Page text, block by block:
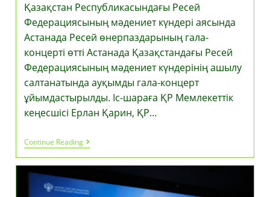
Қазақстан Республикасындағы Ресей
Федерациясының мәдениет күндері аясында
Астанада Ресей өнерпаздарының гала-
концерті өтті Астанада Қазақстандағы Ресей
Федерациясының мәдениет күндерінің ашылу
салтанатында ауқымды гала-концерт
ұйымдастырылды. Іс-шараға ҚР Мемлекеттік
кеңесшісі Ерлан Қарин, ҚР…
Continue ReadingҚазақстан
Республикасындағы
Ресей
Мәдениет
Күндері